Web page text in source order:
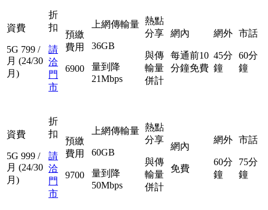
資費
5G 799 /
月 (24/30
月)
折
扣
請
洽
門
市
預繳
費用
6900
上網傳輸量
36GB
量到降
21Mbps
熱點
分享
與傳
輸量
併計
網內
每通前10
分鐘免費
網外
45分
鐘
市話
60分
鐘
資費
5G 999 /
月 (24/30
月)
折
扣
請
洽
門
市
預繳
費用
9700
上網傳輸量
60GB
量到降
50Mbps
熱點
分享
與傳
輸量
併計
網內
免費
網外
60分
鐘
市話
75分
鐘